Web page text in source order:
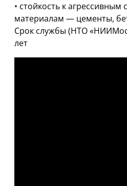
• стойкость к
материалам — цементы,
Cрок службы (НТО
лет